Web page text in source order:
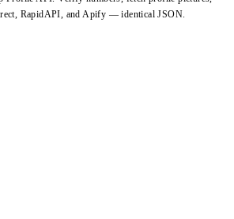
RapidAPI, and Apify — identical JSON.